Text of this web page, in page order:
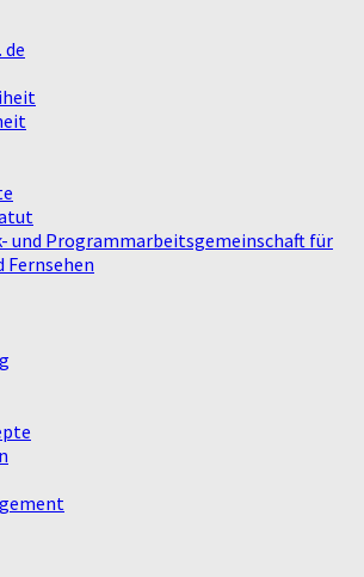
und Programmarbeitsgemeinschaft für
Fernsehen